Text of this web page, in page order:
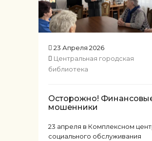
23 Апреля 2026
Центральная городская
библиотека
Осторожно!
мошенники
23 апреля в Комплексном
социального обслуживания